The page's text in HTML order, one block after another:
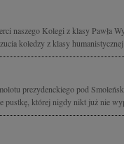
naszego Kolegi z klasy Pawła
koledzy z klasy
prezydenckiego pod
pustkę, której nigdy nikt już nie